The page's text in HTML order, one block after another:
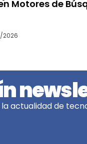
Motores de
2026
actualidad de